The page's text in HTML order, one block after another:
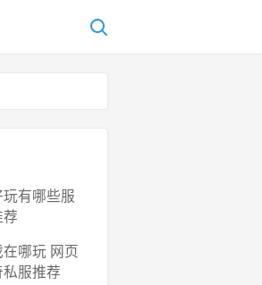
有哪些服
荐
哪玩 网页
服推荐